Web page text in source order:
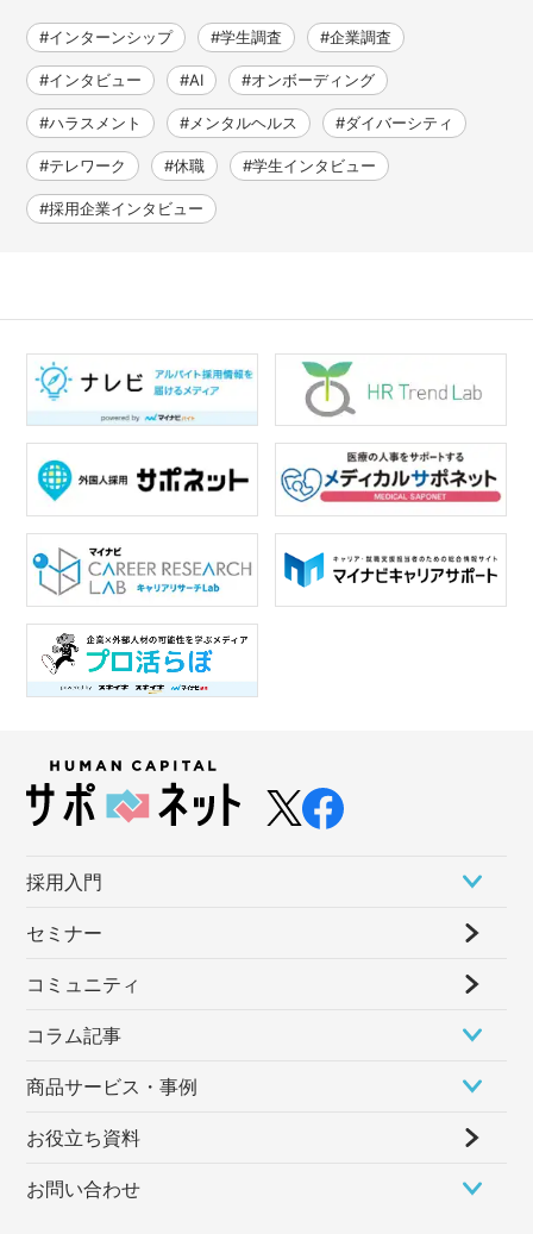
#インターンシップ #学生調査 #企業調査
#インタビュー #AI #オンボーディング
#ハラスメント #メンタルヘルス #ダイバーシティ
#テレワーク #休職 #学生インタビュー
#採用企業インタビュー
採⽤⼊⾨
セミナー
コミュニティ
コラム記事
商品サービス・事例
お役立ち資料
お問い合わせ